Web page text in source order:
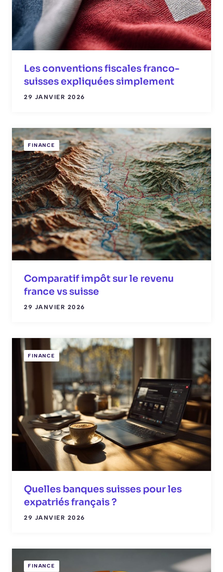
Les conventions fiscales franco-
suisses expliquées simplement
29 JANVIER 2026
FINANCE
Comparatif impôt sur le revenu
france vs suisse
29 JANVIER 2026
FINANCE
Quelles banques suisses pour les
expatriés français ?
29 JANVIER 2026
FINANCE